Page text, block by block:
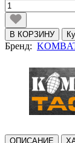
В КОРЗИНУ
Бренд:
ОПИСАНИЕ